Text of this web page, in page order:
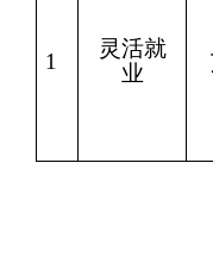
1
灵活就
业